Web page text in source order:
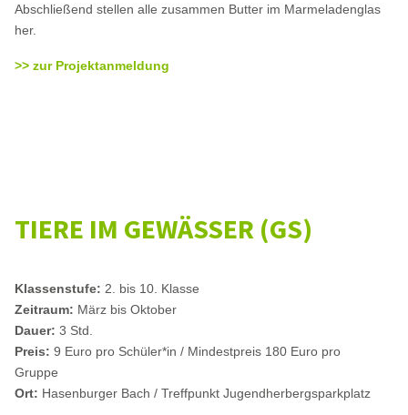
Abschließend stellen alle zusammen Butter im Marmeladenglas
her.
>> zur Projektanmeldung
TIERE IM GEWÄSSER (GS)
Klassenstufe: 2. bis 10. Klasse
Zeitraum: März bis Oktober
Dauer:3 Std.
Preis:9 Euro pro Schüler*in / Mindestpreis 180 Euro pro
Gruppe
Ort: Hasenburger Bach / Treffpunkt Jugendherbergsparkplatz